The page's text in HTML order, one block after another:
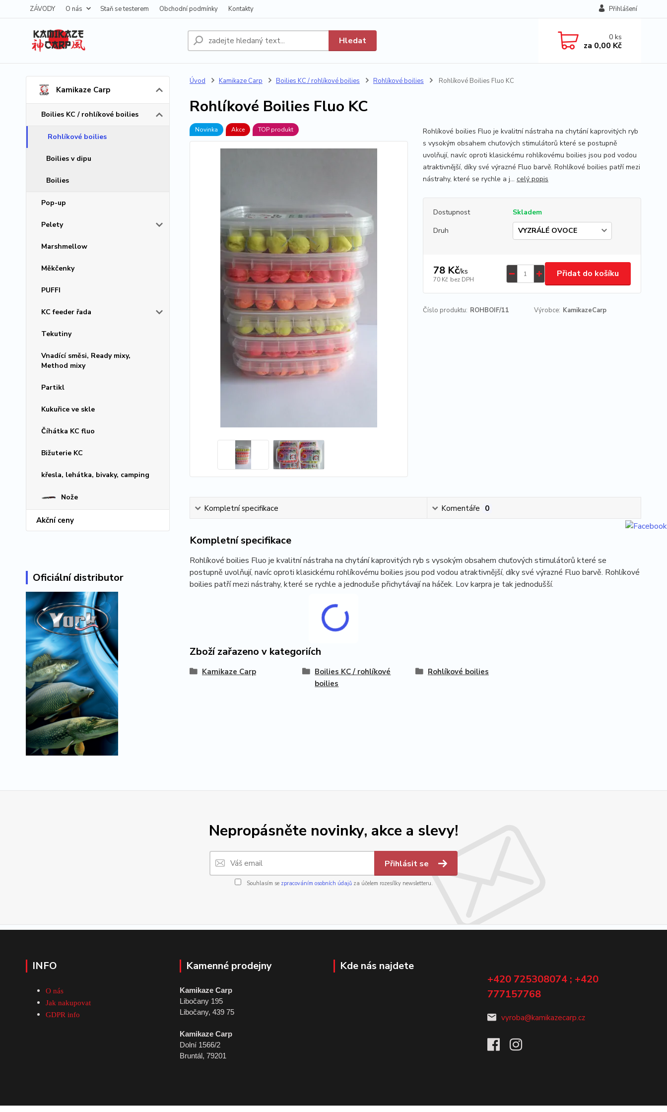
ZÁVODY O nás Staň se testerem Obchodní podmínky Kontakty Přihlášení
Hledat 0ks
za 0,00 Kč
Kamikaze Carp
Boilies KC / rohlíkové boilies
Rohlíkové boilies
Boilies v dipu
Boilies
Pop-up
Pelety
Marshmellow
Měkčenky
PUFFI
KC feeder řada
Tekutiny
Vnadící směsi, Ready mixy,
Method mixy
Partikl
Kukuřice ve skle
Číhátka KC fluo
Bižuterie KC
křesla, lehátka, bivaky, camping
Nože
Akční ceny
Oficiální distributor
Úvod Kamikaze Carp Boilies KC / rohlíkové boilies Rohlíkové boilies Rohlíkové Boilies Fluo KC
Rohlíkové Boilies Fluo KC
Novinka Akce TOP produkt
Rohlíkové boilies Fluo je kvalitní nástraha na chytání kaprovitých ryb
s vysokým obsahem chuťových stimulátorů které se postupně
uvolňují, navíc oproti klasickému rohlíkovému boilies jsou pod vodou
atraktivnější, díky své výrazné Fluo barvě. Rohlíkové boilies patří mezi
nástrahy, které se rychle a j... celý popis
Dostupnost
Skladem
Druh
78 Kč/ks
70 Kč bez DPH
Přidat do košíku
Číslo produktu: ROHBOIF/11 Výrobce: KamikazeCarp
Kompletní specifikace Komentáře 0
Kompletní specifikace
Rohlíkové boilies Fluo je kvalitní nástraha na chytání kaprovitých ryb s vysokým obsahem chuťových stimulátorů které se
postupně uvolňují, navíc oproti klasickému rohlíkovému boilies jsou pod vodou atraktivnější, díky své výrazné Fluo barvě. Rohlíkové
boilies patří mezi nástrahy, které se rychle a jednoduše přichytávají na háček. Lov karpra je tak jednodušší.
Zboží zařazeno v kategoriích
Kamikaze Carp
Boilies KC / rohlíkové
boilies
Rohlíkové boilies
Nepropásněte novinky, akce a slevy!
Přihlásit se
Souhlasím se zpracováním osobních údajůza účelem rozesílky newsletteru.
INFO
O nás
Jak nakupovat
GDPR info
Kamenné prodejny
Kamikaze Carp
Libočany 195
Libočany, 439 75
Kamikaze Carp
Dolní 1566/2
Bruntál, 79201
Kde nás najdete
+420 725308074 ; +420
777157768
vyroba@kamikazecarp.cz